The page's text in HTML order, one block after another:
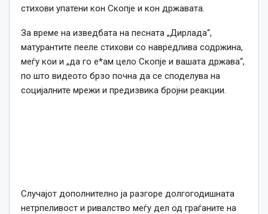
стихови упатени кон Скопје и кон државата.
За време на изведбата на песната „Дирлада“,
матурантите пееле стихови со навредлива содржина,
меѓу кои и „да го е*ам цело Скопје и вашата држава“,
по што видеото брзо почна да се споделува на
социјалните мрежи и предизвика бројни реакции.
Случајот дополнително ја разгоре долгогодишната
нетрпеливост и ривалство меѓу дел од граѓаните на